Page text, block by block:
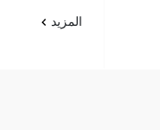
المزيد